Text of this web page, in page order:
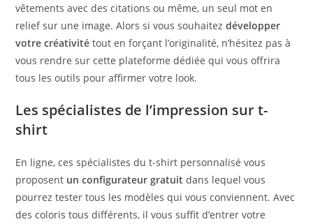
vêtements avec des citations ou même, un seul mot en
relief sur une image. Alors si vous souhaitezdévelopper
votre créativitétout en forçant l’originalité, n’hésitez pas à
vous rendre sur cette plateforme dédiée qui vous offrira
tous les outils pour affirmer votre look.
Les spécialistes de l’impression sur t-
shirt
En ligne, ces spécialistes du t-shirt personnalisé vous
proposent un configurateur gratuit dans lequel vous
pourrez tester tous les modèles qui vous conviennent. Avec
des coloris tous différents, il vous suffit d’entrer votre